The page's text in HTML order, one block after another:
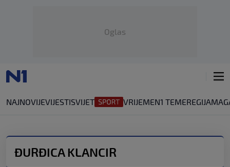
Oglas
NAJNOVIJEVIJESTISVIJET VRIJEMEN1 TEMEREGIJA
ĐURĐICA KLANCIR